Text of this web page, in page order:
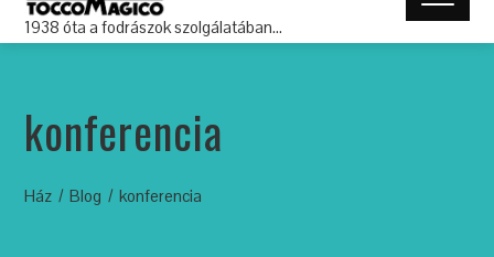
1938 óta a fodrászok szolgálatában…
konferencia
Ház Blog konferencia